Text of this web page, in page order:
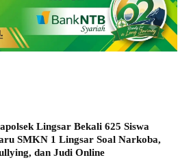
Lingsar Bekali 625 Siswa
SMKN 1 Lingsar Soal Narkoba,
dan Judi Online